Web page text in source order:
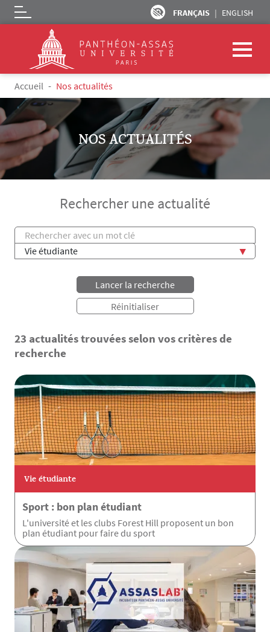
Aller au contenu principal
FRANÇAIS ENGLISH
Logo
Fil d'Ariane
Accueil Nos actualités
NOS ACTUALITÉS
Rechercher une actualité
Titre
Thème
23 actualités trouvées selon vos critères de
recherche
Vie étudiante
Sport : bon plan étudiant
L'université et les clubs Forest Hill proposent un bon
plan étudiant pour faire du sport